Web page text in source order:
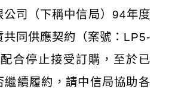
公司（下稱中信局）94年度
共同供應契約（案號：LP5-
合停止接受訂購，至於已
繼續履約，請中信局協助各